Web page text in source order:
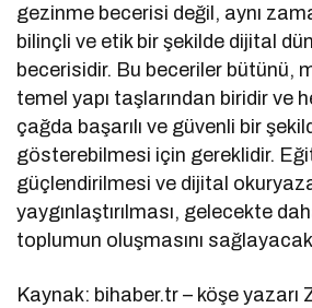
gezinme becerisi değil, aynı
bilinçli ve etik bir şekilde dijital
becerisidir. Bu beceriler bütünü,
temel yapı taşlarından biridir ve
çağda başarılı ve güvenli bir
gösterebilmesi için gereklidir.
güçlendirilmesi ve dijital
yaygınlaştırılması, gelecekte
toplumun oluşmasını
Kaynak: bihaber.tr – köşe yazarı